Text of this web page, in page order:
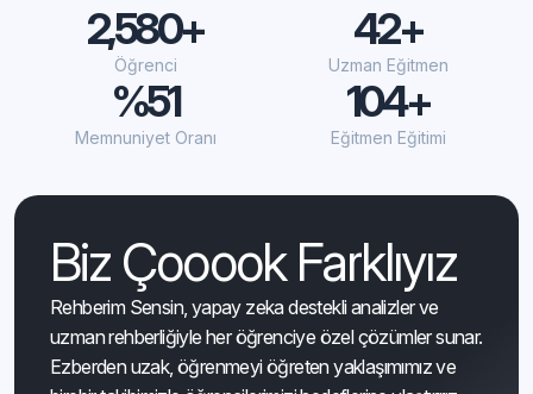
2,980+
Öğrenci
48+
Uzman Eğitmen
%59
Memnuniyet Oranı
120+
Eğitmen Eğitimi
Biz Çooook Farklıyız
Rehberim Sensin, yapay zeka destekli analizler ve
uzman rehberliğiyle her öğrenciye özel çözümler sunar.
Ezberden uzak, öğrenmeyi öğreten yaklaşımımız ve